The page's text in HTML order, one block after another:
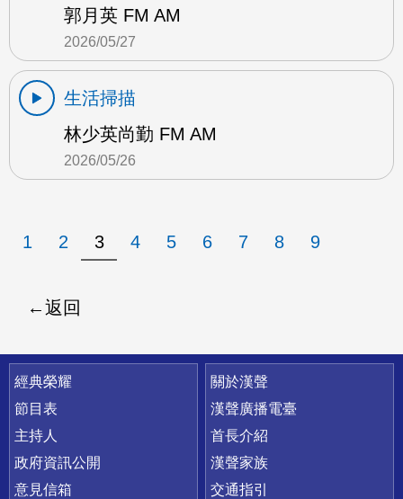
郭月英 FM AM
2026/05/27
生活掃描
林少英尚勤 FM AM
2026/05/26
1 2 3 4 5 6 7 8 9
返回
快速連結
經典榮耀
節目表
主持人
政府資訊公開
意見信箱
關於漢聲
漢聲廣播電臺
首長介紹
漢聲家族
交通指引